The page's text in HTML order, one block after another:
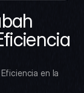
en la